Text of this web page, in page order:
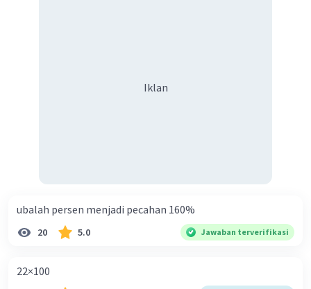
Iklan
ubalah persen menjadi pecahan 160%
20 5.0 Jawaban terverifikasi
22×100